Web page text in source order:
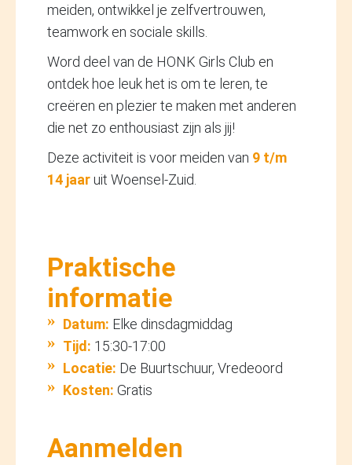
meiden, ontwikkel je zelfvertrouwen,
teamwork en sociale skills.
Word deel van de HONK Girls Club en
ontdek hoe leuk het is om te leren, te
creëren en plezier te maken met anderen
die net zo enthousiast zijn als jij!
Deze activiteit is voor meiden van 9 t/m
14 jaaruit Woensel-Zuid.
Praktische
informatie
Datum: Elke dinsdagmiddag
Tijd: 15:30-17:00
Locatie: De Buurtschuur, Vredeoord
Kosten: Gratis
Aanmelden